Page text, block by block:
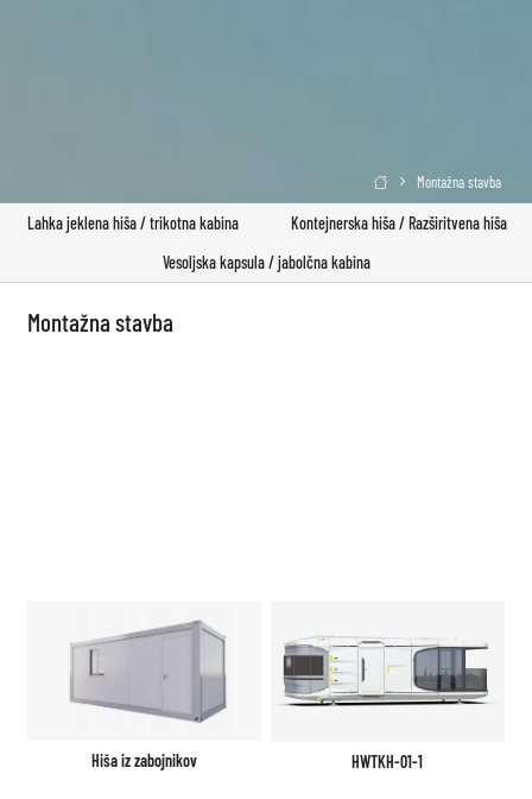
 Montažna stavba
Lahka jeklena hiša / trikotna kabina
Kontejnerska hiša / Razširitvena hiša
Vesoljska kapsula / jabolčna kabina
Montažna stavba
Hiša iz zabojnikov HWTKH-01-1